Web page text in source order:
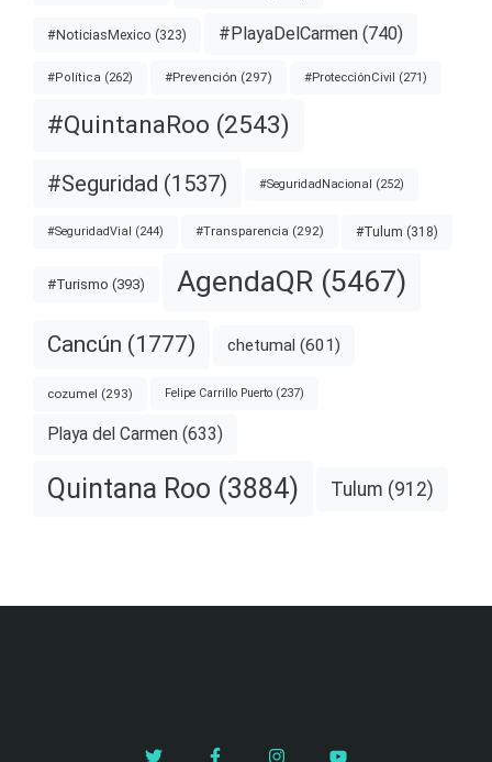
#NoticiasMexico (323) #PlayaDelCarmen (740)
#Política (262) #Prevención (297) #ProtecciónCivil (271)
#QuintanaRoo (2543)
#Seguridad (1537) #SeguridadNacional (252)
#SeguridadVial (244) #Transparencia (292) #Tulum (318)
#Turismo (393) AgendaQR (5467)
Cancún (1777) chetumal (601)
cozumel (293) Felipe Carrillo Puerto (237)
Playa del Carmen (633)
Quintana Roo (3884) Tulum (912)